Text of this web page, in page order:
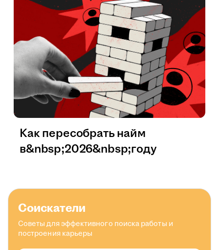
Как пересобрать найм
в&nbsp;2026&nbsp;году
Соискатели
Советы для эффективного поиска работы и
построения карьеры